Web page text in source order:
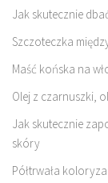
Jak skutecznie
Szczoteczka
Maść końska na
Olej z czarnuszki,
Jak skutecznie
skóry
Półtrwała